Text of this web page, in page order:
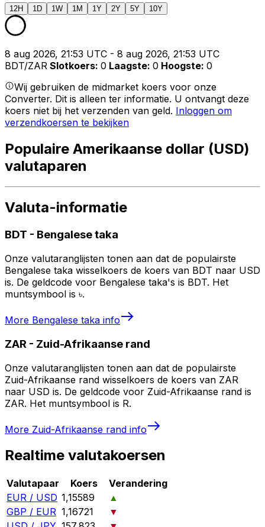
12H 1D 1W 1M 1Y 2Y 5Y 10Y
8 aug 2026, 21:53 UTC - 8 aug 2026, 21:53 UTC
BDT/ZAR Slotkoers: 0 Laagste: 0 Hoogste: 0
Wij gebruiken de midmarket koers voor onze
Converter. Dit is alleen ter informatie. U ontvangt deze
koers niet bij het verzenden van geld. Inloggen om
verzendkoersen te bekijken
Populaire Amerikaanse dollar (USD)
valutaparen
Valuta-informatie
BDT - Bengalese taka
Onze valutaranglijsten tonen aan dat de populairste
Bengalese taka wisselkoers de koers van BDT naar USD
is. De geldcode voor Bengalese taka's is BDT. Het
muntsymbool is ৳.
More Bengalese taka info
ZAR - Zuid-Afrikaanse rand
Onze valutaranglijsten tonen aan dat de populairste
Zuid-Afrikaanse rand wisselkoers de koers van ZAR
naar USD is. De geldcode voor Zuid-Afrikaanse rand is
ZAR. Het muntsymbool is R.
More Zuid-Afrikaanse rand info
Realtime valutakoersen
Valutapaar Koers
Verandering
EUR / USD 1,15589
▲
GBP / EUR 1,16721
▼